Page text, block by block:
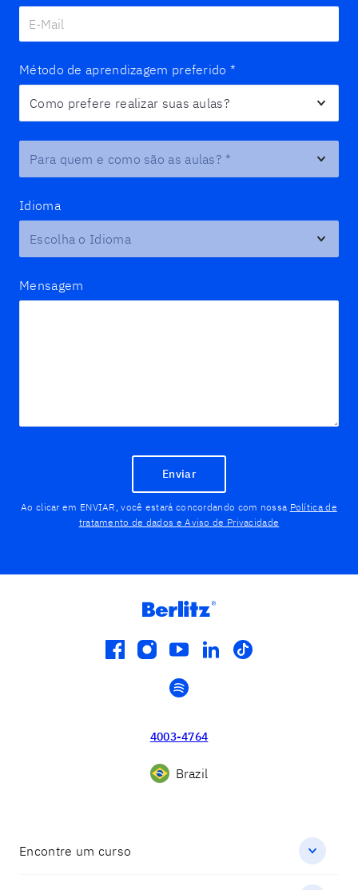
Método de aprendizagem preferido *
Idioma
Mensagem
Enviar
Ao clicar em ENVIAR, você estará concordando com nossa Política de
tratamento de dados e Aviso de Privacidade
facebook
instagram
youtube
linkedin
tiktok
spotify
4003-4764
Brazil
Encontre um curso